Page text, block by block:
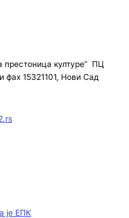
престоница културе” ПЦ
фах 15321101, Нови Сад
је ЕПК